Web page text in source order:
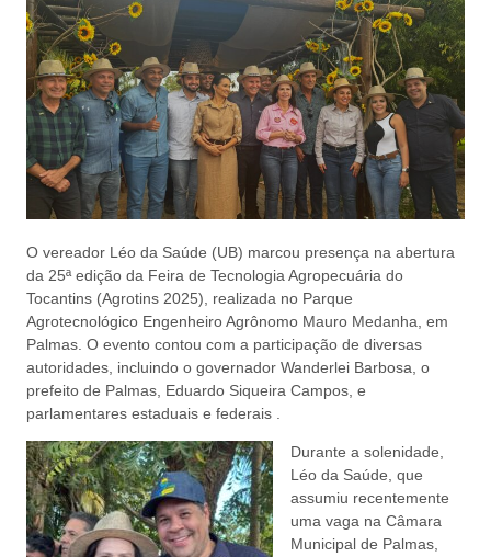
O vereador Léo da Saúde (UB) marcou presença na abertura
da 25ª edição da Feira de Tecnologia Agropecuária do
Tocantins (Agrotins 2025), realizada no Parque
Agrotecnológico Engenheiro Agrônomo Mauro Medanha, em
Palmas. O evento contou com a participação de diversas
autoridades, incluindo o governador Wanderlei Barbosa, o
prefeito de Palmas, Eduardo Siqueira Campos, e
parlamentares estaduais e federais .
Durante a solenidade,
Léo da Saúde, que
assumiu recentemente
uma vaga na Câmara
Municipal de Palmas,